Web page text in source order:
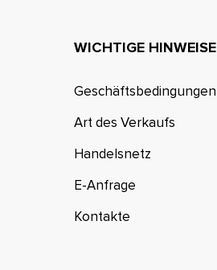
WICHTIGE HINWEISE
Geschäftsbedingungen
Art des Verkaufs
Handelsnetz
E-Anfrage
Kontakte